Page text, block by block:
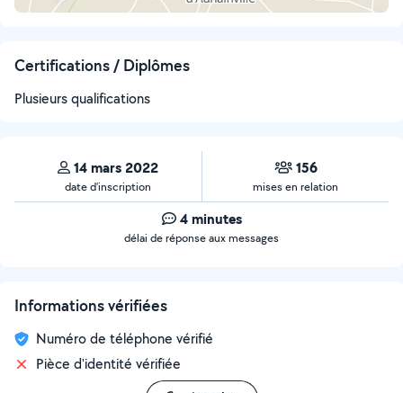
Certifications / Diplômes
Plusieurs qualifications
14 mars 2022
date d’inscription
156
mises en relation
4 minutes
délai de réponse aux messages
Informations vérifiées
Numéro de téléphone vérifié
Pièce d'identité vérifiée